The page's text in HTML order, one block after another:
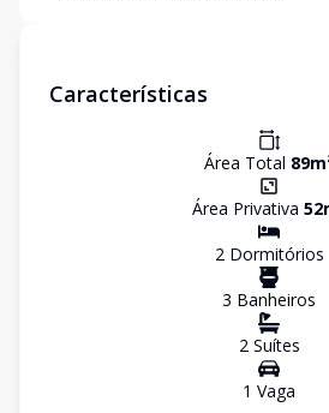
Características
Área Total 89
Área Privativa 52
2Dormitórios
3 Banheiros
2Suítes
1 Vaga